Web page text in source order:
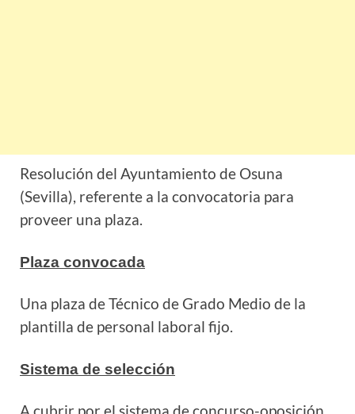
Resolución del Ayuntamiento de Osuna
(Sevilla), referente a la convocatoria para
proveer una plaza.
Plaza convocada
Una plaza de Técnico de Grado Medio de la
plantilla de personal laboral fijo.
Sistema de selección